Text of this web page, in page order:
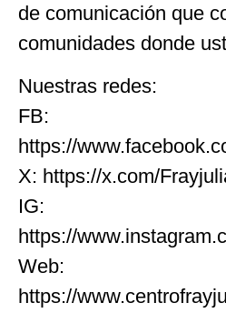
de comunicación que
comunidades donde
Nuestras redes:
FB:
https://
X: https://x.com/
IG:
https://
Web:
https://